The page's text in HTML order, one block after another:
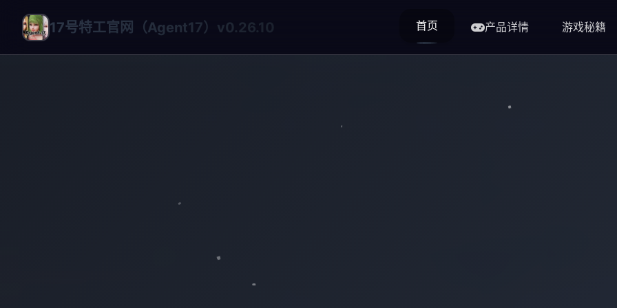
17号特工官网（Agent17）v0.26.10 首页 产品详情 游戏秘籍